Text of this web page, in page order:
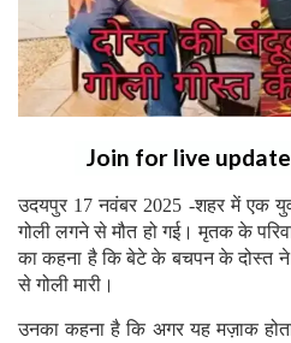
Join for live
उदयपुर 17 नवंबर 2025 -शहरमें एक
गोली लगने से मौत हो गई। मृतक के
का कहना है कि बेटे के बचपन के दोस्त
से गोली मारी।
उनका कहना है कि अगर यह मज़ाक